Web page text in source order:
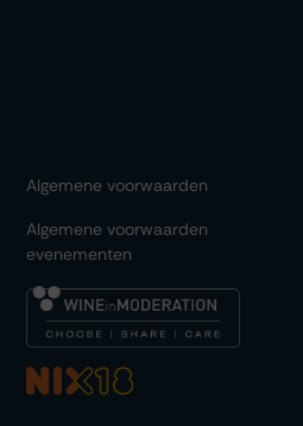
Algemene voorwaarden
Algemene voorwaarden
evenementen